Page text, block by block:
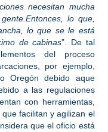
necesitan mucha
lo que,
lo que se le está
de cabinas”. De tal
del proceso
por ejemplo,
Oregón debido aque
a las regulaciones
con herramientas,
facilitan y agilizan el
que el oficio está